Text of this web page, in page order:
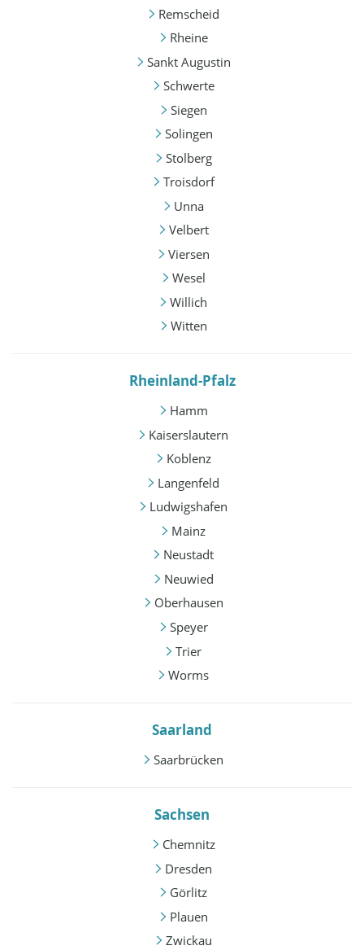
Remscheid
Rheine
Sankt Augustin
Schwerte
Siegen
Solingen
Stolberg
Troisdorf
Unna
Velbert
Viersen
Wesel
Willich
Witten
Rheinland-Pfalz
Hamm
Kaiserslautern
Koblenz
Langenfeld
Ludwigshafen
Mainz
Neustadt
Neuwied
Oberhausen
Speyer
Trier
Worms
Saarland
Saarbrücken
Sachsen
Chemnitz
Dresden
Görlitz
Plauen
Zwickau